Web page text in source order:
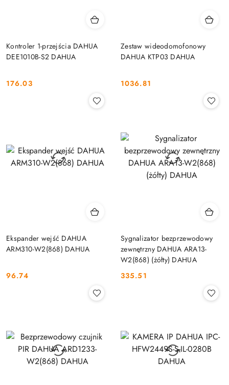
Kontroler 1-przejścia DAHUA
DEE1010B-S2 DAHUA
Cena:
176.03
Zestaw wideodomofonowy
DAHUA KTP03 DAHUA
Cena:
1036.81
Ekspander wejść DAHUA
ARM310-W2(868) DAHUA
Cena:
96.74
Sygnalizator bezprzewodowy
zewnętrzny DAHUA ARA13-
W2(868) (żółty) DAHUA
Cena:
335.51